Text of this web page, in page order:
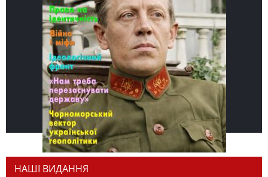
НАШІ ВИДАННЯ